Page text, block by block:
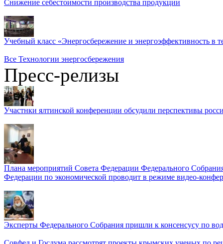
Снижение себестоимости производства продукции
Учебный класс «Энергосбережение и энергоэффективность в
Все Технологии энергосбережения
Пресс-релизы
Участнки ялтинской конференции обсудили перспективы
Плана мероприятий Совета Федерации Федерального
Федерации по экономической проводит в режиме видео-
Эксперты Федерального Собрания пришли к консенсусу по